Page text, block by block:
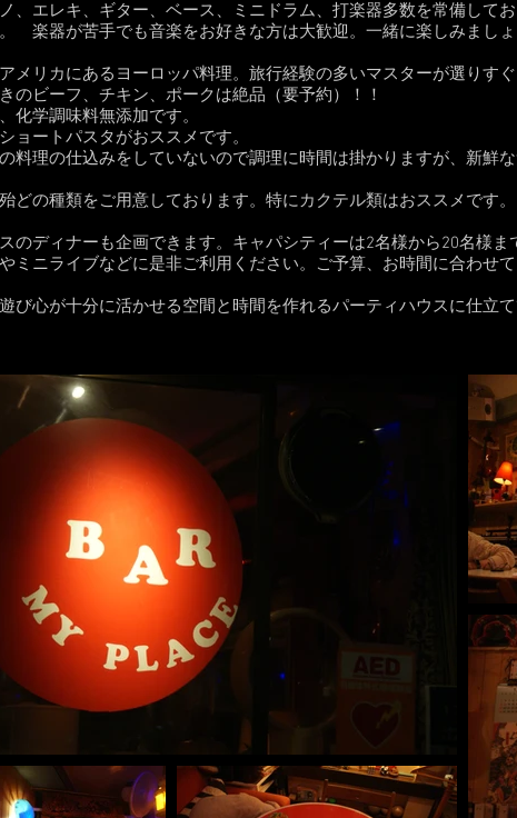
、エレキ、ギター、ベース、ミニドラム、打楽器多数を常備して
楽器が苦手でも音楽をお好きな方は大歓迎。一緒に楽しみましょ
メリカにあるヨーロッパ料理。旅行経験の多いマスターが選りす
のビーフ、チキン、ポークは絶品（要予約）！！
化学調味料無添加です。
ョートパスタがおススメです。
料理の仕込みをしていないので調理に時間は掛かりますが、新鮮
どの種類をご用意しております。特にカクテル類はおススメです。
のディナーも企画できます。キャパシティーは2名様から20名様ま
ミニライブなどに是非ご利用ください。ご予算、お時間に合わせて
び心が十分に活かせる空間と時間を作れるパーティハウスに仕立て